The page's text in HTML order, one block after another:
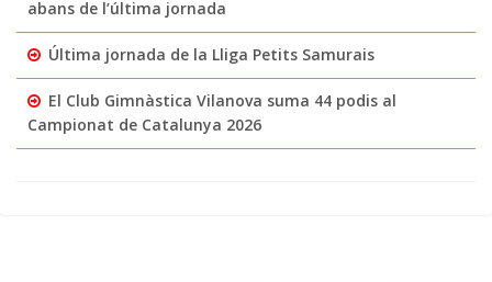
abans de l’última jornada
Última jornada de la Lliga Petits Samurais
El Club Gimnàstica Vilanova suma 44 podis al
Campionat de Catalunya 2026